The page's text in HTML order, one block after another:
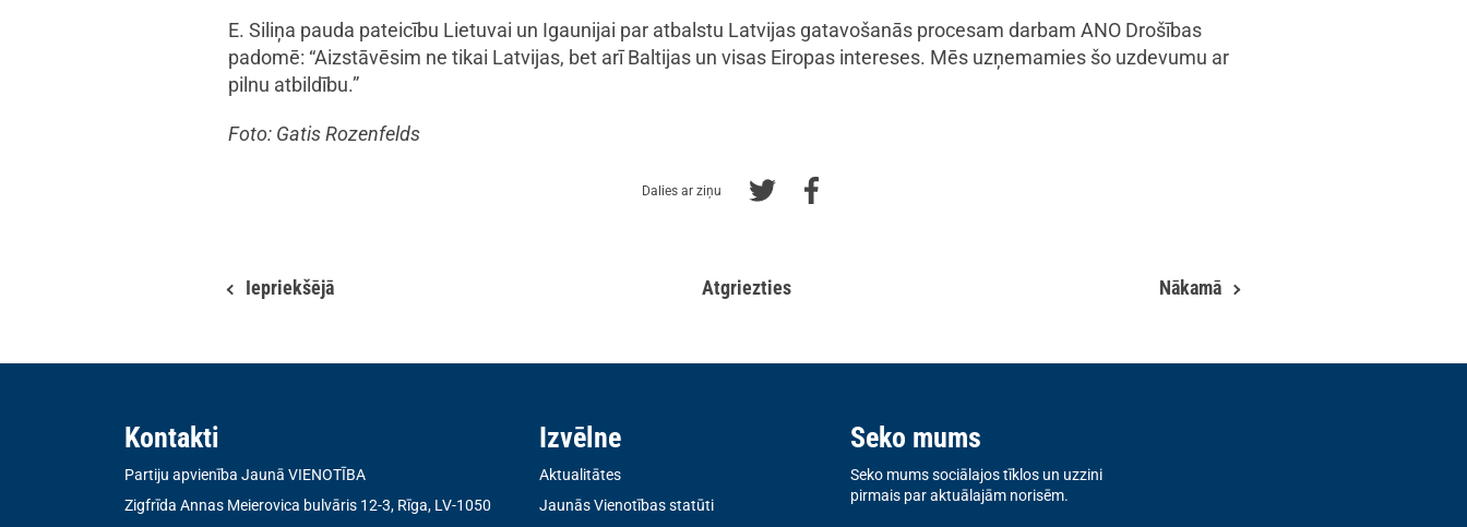
E. Siliņa pauda pateicību Lietuvai un Igaunijai par atbalstu Latvijas gatavošanās procesam darbam ANO Drošības
padomē: “Aizstāvēsim ne tikai Latvijas, bet arī Baltijas un visas Eiropas intereses. Mēs uzņemamies šo uzdevumu ar
pilnu atbildību.”
Foto: Gatis Rozenfelds
Dalies ar ziņu
Iepriekšējā Atgriezties Nākamā
Kontakti
Partiju apvienība Jaunā VIENOTĪBA
Zigfrīda Annas Meierovica bulvāris 12-3, Rīga, LV-1050
Izvēlne
Aktualitātes
Jaunās Vienotības statūti
Seko mums
Seko mums sociālajos tīklos un uzzini
pirmais par aktuālajām norisēm.